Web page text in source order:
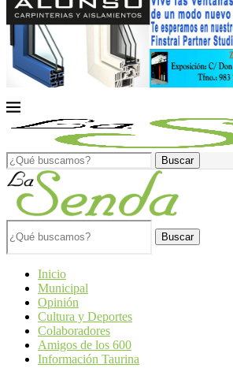
Buscar
Inicio
Municipal
Opinión
Cultura y Deportes
Colaboradores
Amigos de los 600
Información Taurina